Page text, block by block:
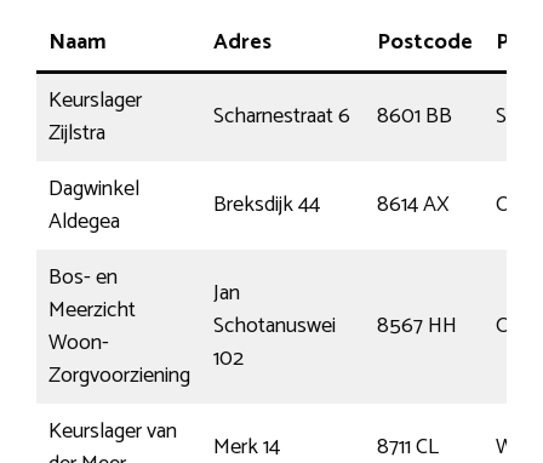
Naam Adres Postcode
Keurslager
Zijlstra
Scharnestraat 6 8601 BB
Dagwinkel
Aldegea
Breksdijk 44 8614 AX
Bos- en
Meerzicht
Woon-
Zorgvoorziening
Jan
Schotanuswei
102
8567 HH
Keurslager van
Merk 14 8711 CL